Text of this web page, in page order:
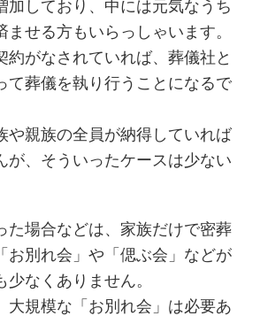
加しており、中には元気なうち
ませる方もいらっしゃいます。
約がなされていれば、葬儀社と
て葬儀を執り行うことになるで
や親族の全員が納得していれば
が、そういったケースは少ない
た場合などは、家族だけで密葬
お別れ会」や「偲ぶ会」などが
なくありません。
大規模な「お別れ会」は必要あ